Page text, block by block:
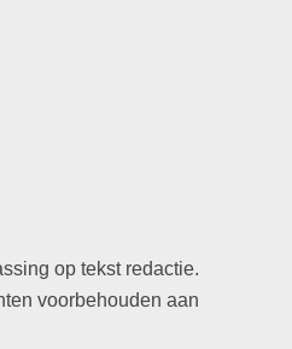
op tekst redactie.
voorbehouden aan